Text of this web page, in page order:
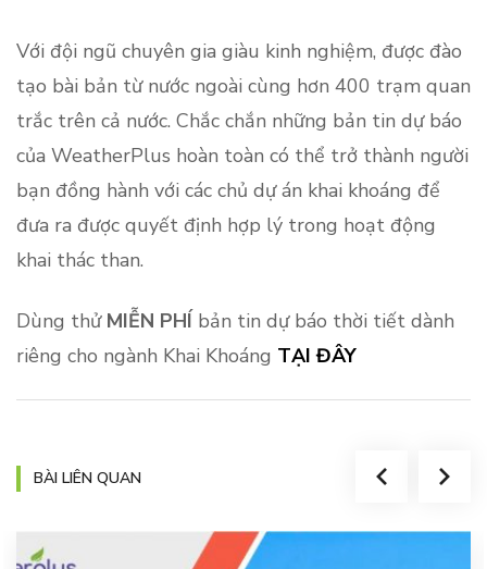
Với đội ngũ chuyên gia giàu kinh nghiệm, được đào
tạo bài bản từ nước ngoài cùng hơn 400 trạm quan
trắc trên cả nước. Chắc chắn những bản tin dự báo
của WeatherPlus hoàn toàn có thể trở thành người
bạn đồng hành với các chủ dự án khai khoáng để
đưa ra được quyết định hợp lý trong hoạt động
khai thác than.
Dùng thử MIỄN PHÍ bản tin dự báo thời tiết dành
riêng cho ngành Khai Khoáng TẠI ĐÂY
BÀI LIÊN QUAN